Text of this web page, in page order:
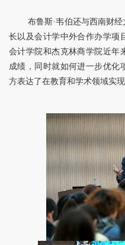
布鲁斯·韦伯还与西南财
长以及会计学中外合作办学项
会计学院和杰克林商学院近年
成绩，同时就如何进一步优化
方表达了在教育和学术领域实现